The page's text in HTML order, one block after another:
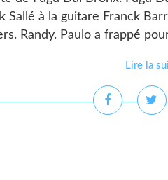
Sallé à la guitare Franck
Randy. Paulo a frappé
Lire la